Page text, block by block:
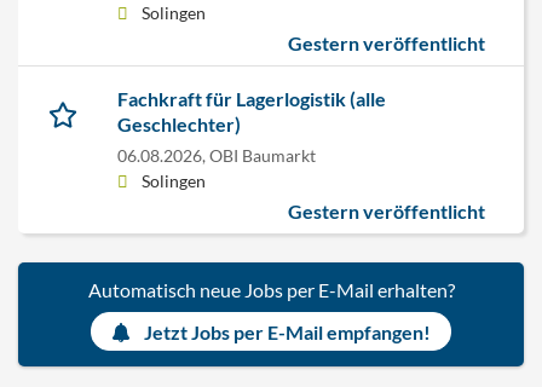
Solingen
Gestern veröffentlicht
Fachkraft für Lagerlogistik (alle
Geschlechter)
06.08.2026, OBI Baumarkt
Solingen
Gestern veröffentlicht
Automatisch neue Jobs per E-Mail erhalten?
Jetzt Jobs per E-Mail empfangen!